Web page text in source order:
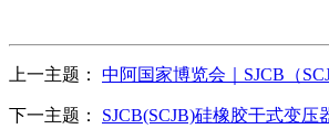
上一主题： 中阿国家博览会｜SJCB（
下一主题： SJCB(SCJB)硅橡胶干式变